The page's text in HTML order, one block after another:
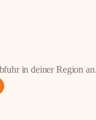
in deiner Region